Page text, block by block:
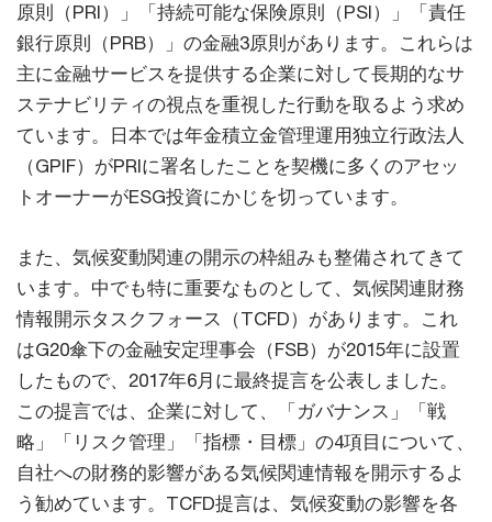
原則（PRI）」「持続可能な保険原則（PSI）」「責任
銀行原則（PRB）」の金融3原則があります。これらは
主に金融サービスを提供する企業に対して長期的なサ
ステナビリティの視点を重視した行動を取るよう求め
ています。日本では年金積立金管理運用独立行政法人
（GPIF）がPRIに署名したことを契機に多くのアセッ
トオーナーがESG投資にかじを切っています。
また、気候変動関連の開示の枠組みも整備されてきて
います。中でも特に重要なものとして、気候関連財務
情報開示タスクフォース（TCFD）があります。これ
はG20傘下の金融安定理事会（FSB）が2015年に設置
したもので、2017年6月に最終提言を公表しました。
この提言では、企業に対して、「ガバナンス」「戦
略」「リスク管理」「指標・目標」の4項目について、
自社への財務的影響がある気候関連情報を開示するよ
う勧めています。TCFD提言は、気候変動の影響を各